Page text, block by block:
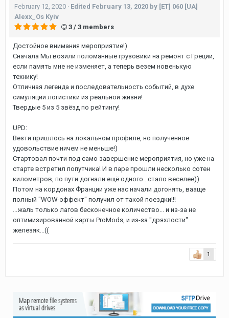
February 12, 2020 · Edited February 13, 2020 by [ET] 060 [UA]
Alexx_Os Kyiv
3 / 3 members
Достойное внимания мероприятие!)
Сначала Мы возили поломанные грузовики на ремонт с Греции,
если память мне не изменяет, а теперь везем новенькую
технику!
Отличная легенда и последовательность событий, в духе
симуляции логистики из реальной жизни!
Твердые 5 из 5 звёзд по рейтингу!
UPD:
Везти пришлось на локальном профиле, но полученное
удовольствие ничем не меньше!)
Стартовал почти под само завершение мероприятия, но уже на
старте встретил попутчика! И в паре прошли несколько сотен
километров, по пути догнали ещё одного...стало веселее))
Потом на кордонах Франции уже нас начали догонять, вааще
полный "WOW-эффект" получил от такой поездки!!!
...жаль только лагов бесконечное количество... и из-за не
оптимизированной карты ProMods, и из-за "дряхлости"
железяк...((
1